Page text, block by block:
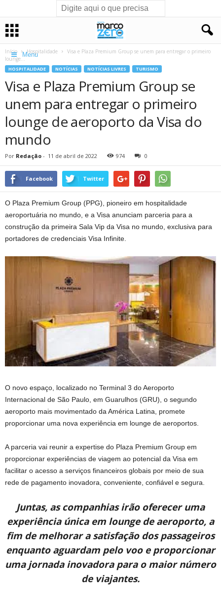
Menu
Início Hospitalidade
Visa e Plaza Premium Group se unem para entregar o primeiro
lounge...
HOSPITALIDADE NOTÍCIAS NOTÍCIAS LIVRES TURISMO
Visa e Plaza Premium Group se
unem para entregar o primeiro
lounge de aeroporto da Visa do
mundo
Por Redação - 11 de abril de 2022 974 0
Facebook Twitter
O Plaza Premium Group (PPG), pioneiro em hospitalidade
aeroportuária no mundo, e a Visa anunciam parceria para a
construção da primeira Sala Vip da Visa no mundo, exclusiva para
portadores de credenciais Visa Infinite.
O novo espaço, localizado no Terminal 3 do Aeroporto
Internacional de São Paulo, em Guarulhos (GRU), o segundo
aeroporto mais movimentado da América Latina, promete
proporcionar uma nova experiência em lounge de aeroportos.
A parceria vai reunir a expertise do Plaza Premium Group em
proporcionar experiências de viagem ao potencial da Visa em
facilitar o acesso a serviços financeiros globais por meio de sua
rede de pagamento inovadora, conveniente, confiável e segura.
Juntas, as companhias irão oferecer uma
experiência única em lounge de aeroporto, a
fim de melhorar a satisfação dos passageiros
enquanto aguardam pelo voo e proporcionar
uma jornada inovadora para o maior número
de viajantes.